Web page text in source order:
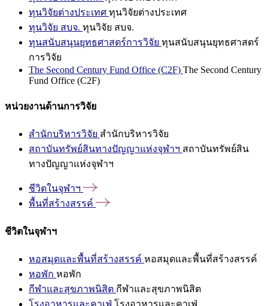
ทุนวิจัยต่างประเทศ ทุนวิจัยต่างประเทศ
ทุนวิจัย สบจ. ทุนวิจัย สบจ.
ทุนสนับสนุนยุทธศาสตร์การวิจัย ทุนสนับสนุนยุทธศาสตร์
การวิจัย
The Second Century Fund Office (C2F) The Second Century
Fund Office (C2F)
หน่วยงานด้านการวิจัย
สำนักบริหารวิจัย สำนักบริหารวิจัย
สถาบันทรัพย์สินทางปัญญาแห่งจุฬาฯ สถาบันทรัพย์สิน
ทางปัญญาแห่งจุฬาฯ
ชีวิตในจุฬาฯ
พื้นที่สร้างสรรค์
ชีวิตในจุฬาฯ
หอสมุดและพื้นที่สร้างสรรค์ หอสมุดและพื้นที่สร้างสรรค์
หอพัก หอพัก
กีฬาและสุขภาพนิสิต กีฬาและสุขภาพนิสิต
โรงอาหารและคาเฟ่ โรงอาหารและคาเฟ่